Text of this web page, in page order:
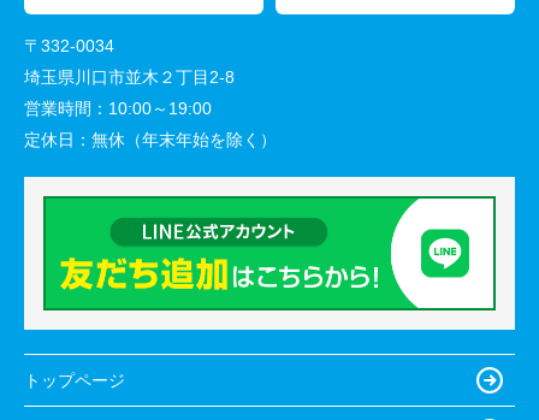
〒332-0034
埼玉県川口市並木２丁目2-8
営業時間： 10:00～19:00
定休日： 無休（年末年始を除く）
トップページ